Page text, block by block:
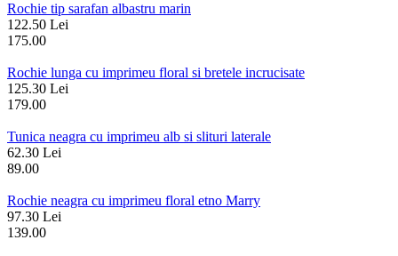
Rochie tip sarafan albastru marin
122.50 Lei
175.00
Rochie lunga cu imprimeu floral si bretele incrucisate
125.30 Lei
179.00
Tunica neagra cu imprimeu alb si slituri laterale
62.30 Lei
89.00
Rochie neagra cu imprimeu floral etno Marry
97.30 Lei
139.00